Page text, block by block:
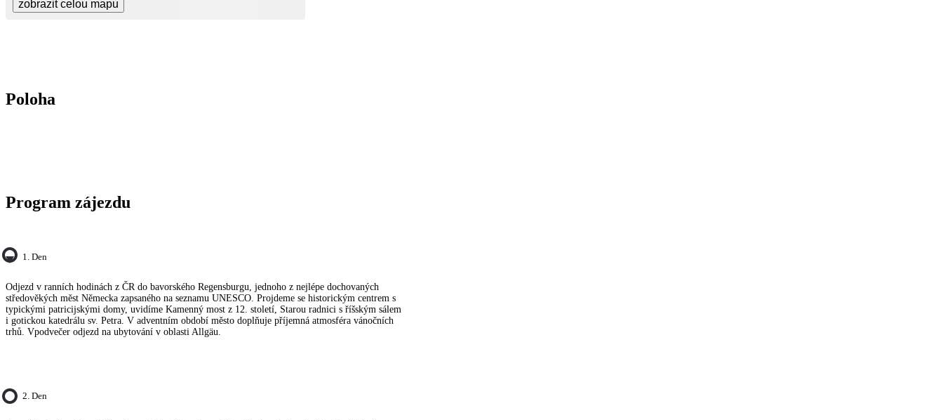
zobrazit celou mapu
Poloha
Program zájezdu
1. Den
Odjezd v ranních hodinách z ČR do bavorského Regensburgu, jednoho z nejlépe dochovaných
středověkých měst Německa zapsaného na seznamu UNESCO. Projdeme se historickým centrem s
typickými patricijskými domy, uvidíme Kamenný most z 12. století, Starou radnici s říšským sálem
i gotickou katedrálu sv. Petra. V adventním období město doplňuje příjemná atmosféra vánočních
trhů. Vpodvečer odjezd na ubytování v oblasti Allgäu.
2. Den